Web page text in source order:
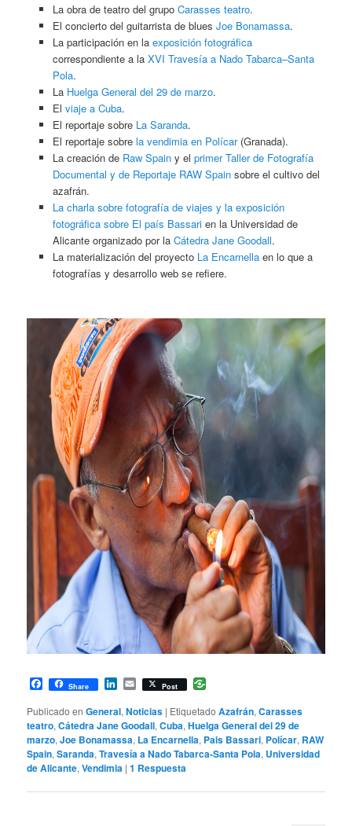
La obra de teatro del grupo Carasses teatro.
El concierto del guitarrista de blues Joe Bonamassa.
La participación en la exposición fotográfica
correspondiente a la XVI Travesía a Nado Tabarca–Santa
Pola.
La Huelga General del 29 de marzo.
El viaje a Cuba.
El reportaje sobre La Saranda.
El reportaje sobre la vendimia en Polícar(Granada).
La creación de Raw Spainy el primer Taller de Fotografía
Documental y de Reportaje RAW Spainsobre el cultivo del
azafrán.
La charla sobre fotografía de viajes y la exposición
fotográfica sobre El país Bassarien la Universidad de
Alicante organizado por la Cátedra Jane Goodall.
La materialización del proyecto La Encarnellaen lo que a
fotografías y desarrollo web se refiere.
Facebook
Share LinkedIn
EmailPost
Publicado en General,Noticias | Etiquetado Azafrán,Carasses
teatro,Cátedra Jane Goodall,Cuba,Huelga General del 29 de
marzo,Joe Bonamassa, La Encarnella, Pais Bassari, Polícar, RAW
Spain,Saranda,Travesía a Nado Tabarca-Santa Pola, Universidad
de Alicante,Vendimia |1 Respuesta